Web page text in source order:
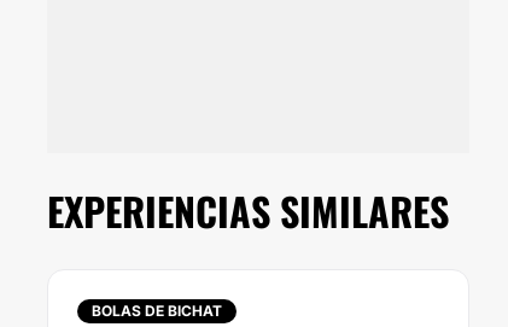
EXPERIENCIAS SIMILARES
BOLAS DE BICHAT